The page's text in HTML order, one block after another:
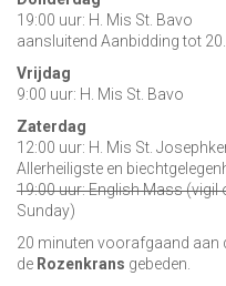
19:00 uur: H. Mis St. Bavo
aansluitend Aanbidding tot
Vrijdag
9:00 uur: H. Mis St. Bavo
Zaterdag
12:00 uur: H. Mis St.
Allerheiligste en
19:00 uur: English Mass (vigil
Sunday)
20 minuten voorafgaand aan
de Rozenkrans gebeden.